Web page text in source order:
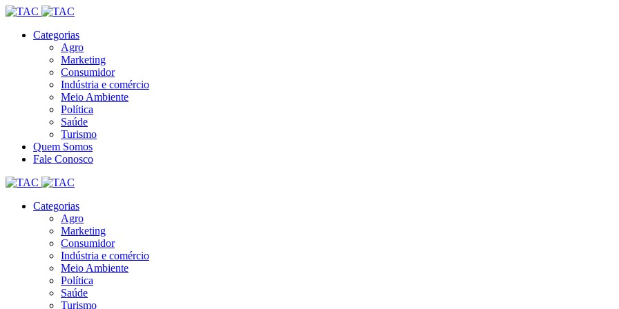
Categorias
Agro
Marketing
Consumidor
Indústria e comércio
Meio Ambiente
Política
Saúde
Turismo
Quem Somos
Fale Conosco
Categorias
Agro
Marketing
Consumidor
Indústria e comércio
Meio Ambiente
Política
Saúde
Turismo